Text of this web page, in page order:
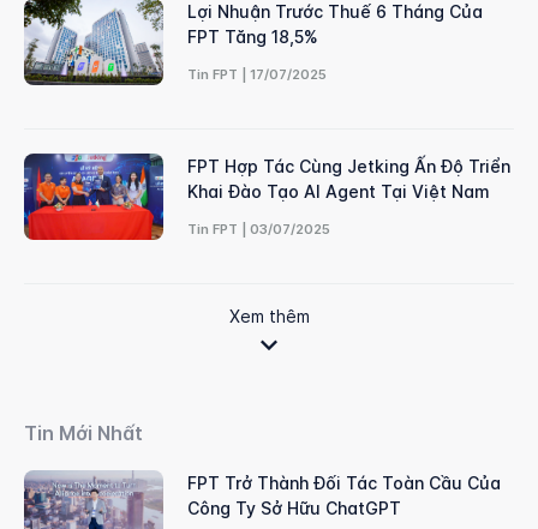
Lợi Nhuận Trước Thuế 6 Tháng Của
FPT Tăng 18,5%
Tin FPT | 17/07/2025
FPT Hợp Tác Cùng Jetking Ấn Độ Triển
Khai Đào Tạo AI Agent Tại Việt Nam
Tin FPT | 03/07/2025
Xem thêm
Tin Mới Nhất
FPT Trở Thành Đối Tác Toàn Cầu Của
Công Ty Sở Hữu ChatGPT